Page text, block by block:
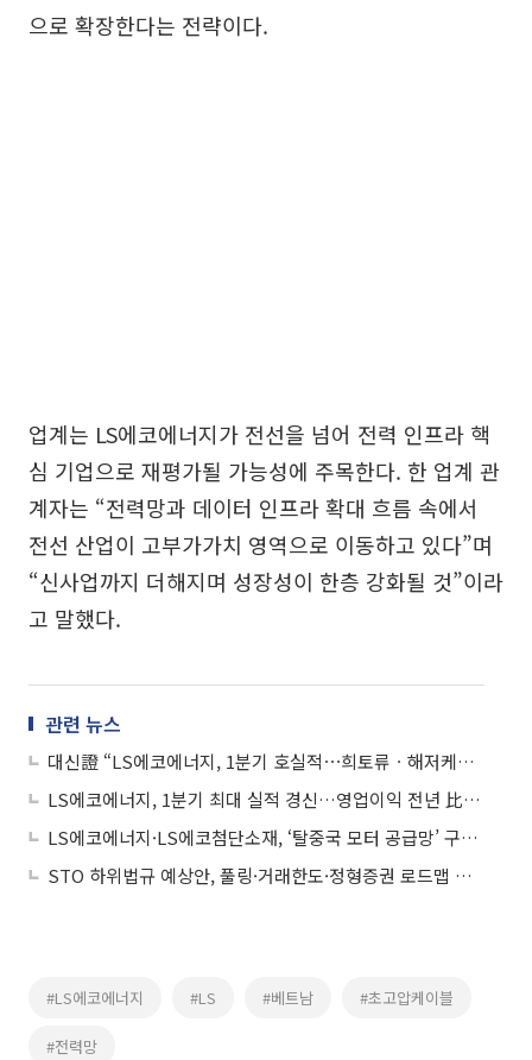
으로 확장한다는 전략이다.
업계는 LS에코에너지가 전선을 넘어 전력 인프라 핵
심 기업으로 재평가될 가능성에 주목한다. 한 업계 관
계자는 “전력망과 데이터 인프라 확대 흐름 속에서
전선 산업이 고부가가치 영역으로 이동하고 있다”며
“신사업까지 더해지며 성장성이 한층 강화될 것”이라
고 말했다.
관련 뉴스
대신證 “LS에코에너지, 1분기 호실적⋯희토류ㆍ해저케이블도 재평가 전망”
LS에코에너지, 1분기 최대 실적 경신…영업이익 전년 比 31%↑
LS에코에너지·LS에코첨단소재, ‘탈중국 모터 공급망’ 구축 협력
STO 하위법규 예상안, 풀링·거래한도·정형증권 로드맵 제시
#LS에코에너지 #LS #베트남 #초고압케이블
#전력망